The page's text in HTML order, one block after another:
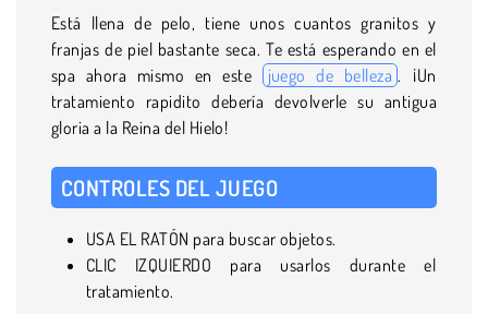
Está llena de pelo, tiene unos cuantos granitos y
franjas de piel bastante seca. Te está esperando en el
spa ahora mismo en este
juego de belleza . ¡Un
tratamiento rapidito debería devolverle su antigua
gloria a la Reina del Hielo!
CONTROLES DEL JUEGO
USA EL RATÓN para buscar objetos.
CLIC IZQUIERDO para usarlos durante el
tratamiento.